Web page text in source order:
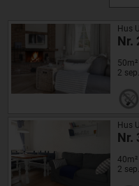
Hus
Nr.
2
Hus
Nr.
2